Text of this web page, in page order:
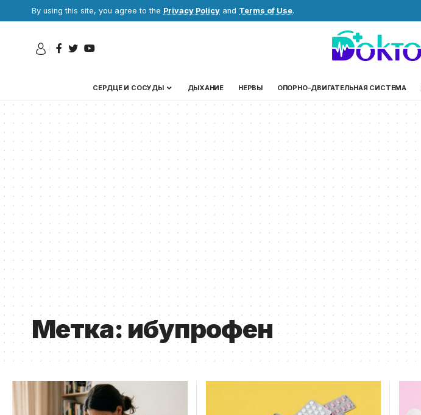
By using this site, you agree to the Privacy Policy and Terms of Use.
СЕРДЦЕ И СОСУДЫ ДЫХАНИЕ НЕРВЫ ОПОРНО-ДВИГАТЕЛЬНАЯ СИСТЕМА
Метка:ибупрофен